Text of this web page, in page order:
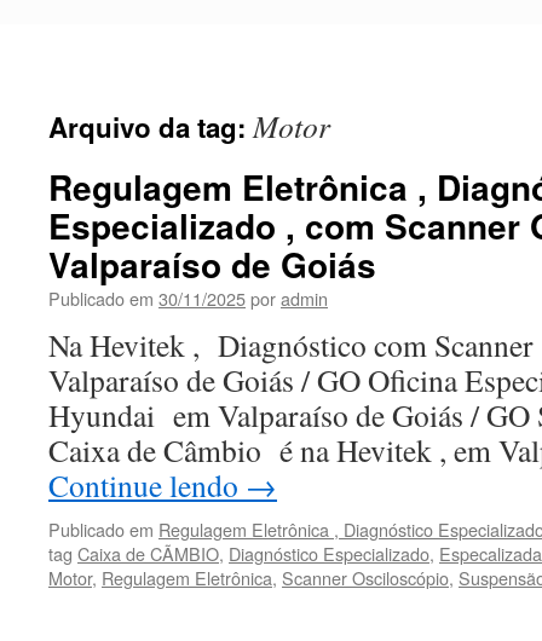
Arquivo da tag:Motor
Regulagem Eletrônica ,
Especializado , com Scanner
Valparaíso de Goiás
Publicado em 30/11/2025poradmin
Na Hevitek , Diagnóstico com
Valparaíso de Goiás / GO Oficina
Hyundai em Valparaíso de Goiás /
Caixa de Câmbio é na Hevitek , em
Continue lendo →
Publicado em Regulagem Eletrônica , Diagnóstico
tag Caixa de CÃMBIO, Diagnóstico Especializado,
Motor, Regulagem Eletrônica, Scanner Osciloscópio,